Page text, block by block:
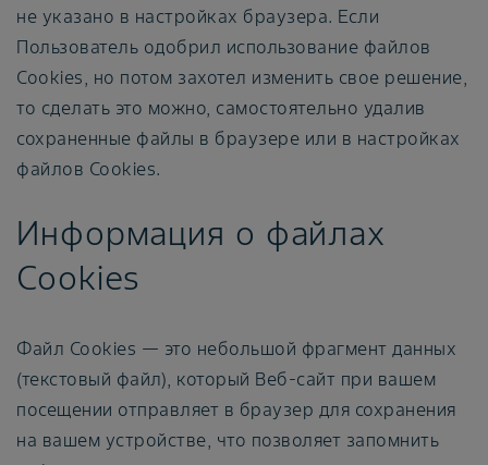
не указано в настройках браузера. Если
Пользователь одобрил использование файлов
Cookies, но потом захотел изменить свое решение,
то сделать это можно, самостоятельно удалив
сохраненные файлы в браузере или в настройках
файлов Cookies.
Информация о файлах
Cookies
Файл Cookies — это небольшой фрагмент данных
(текстовый файл), который Веб-сайт при вашем
посещении отправляет в браузер для сохранения
на вашем устройстве, что позволяет запомнить